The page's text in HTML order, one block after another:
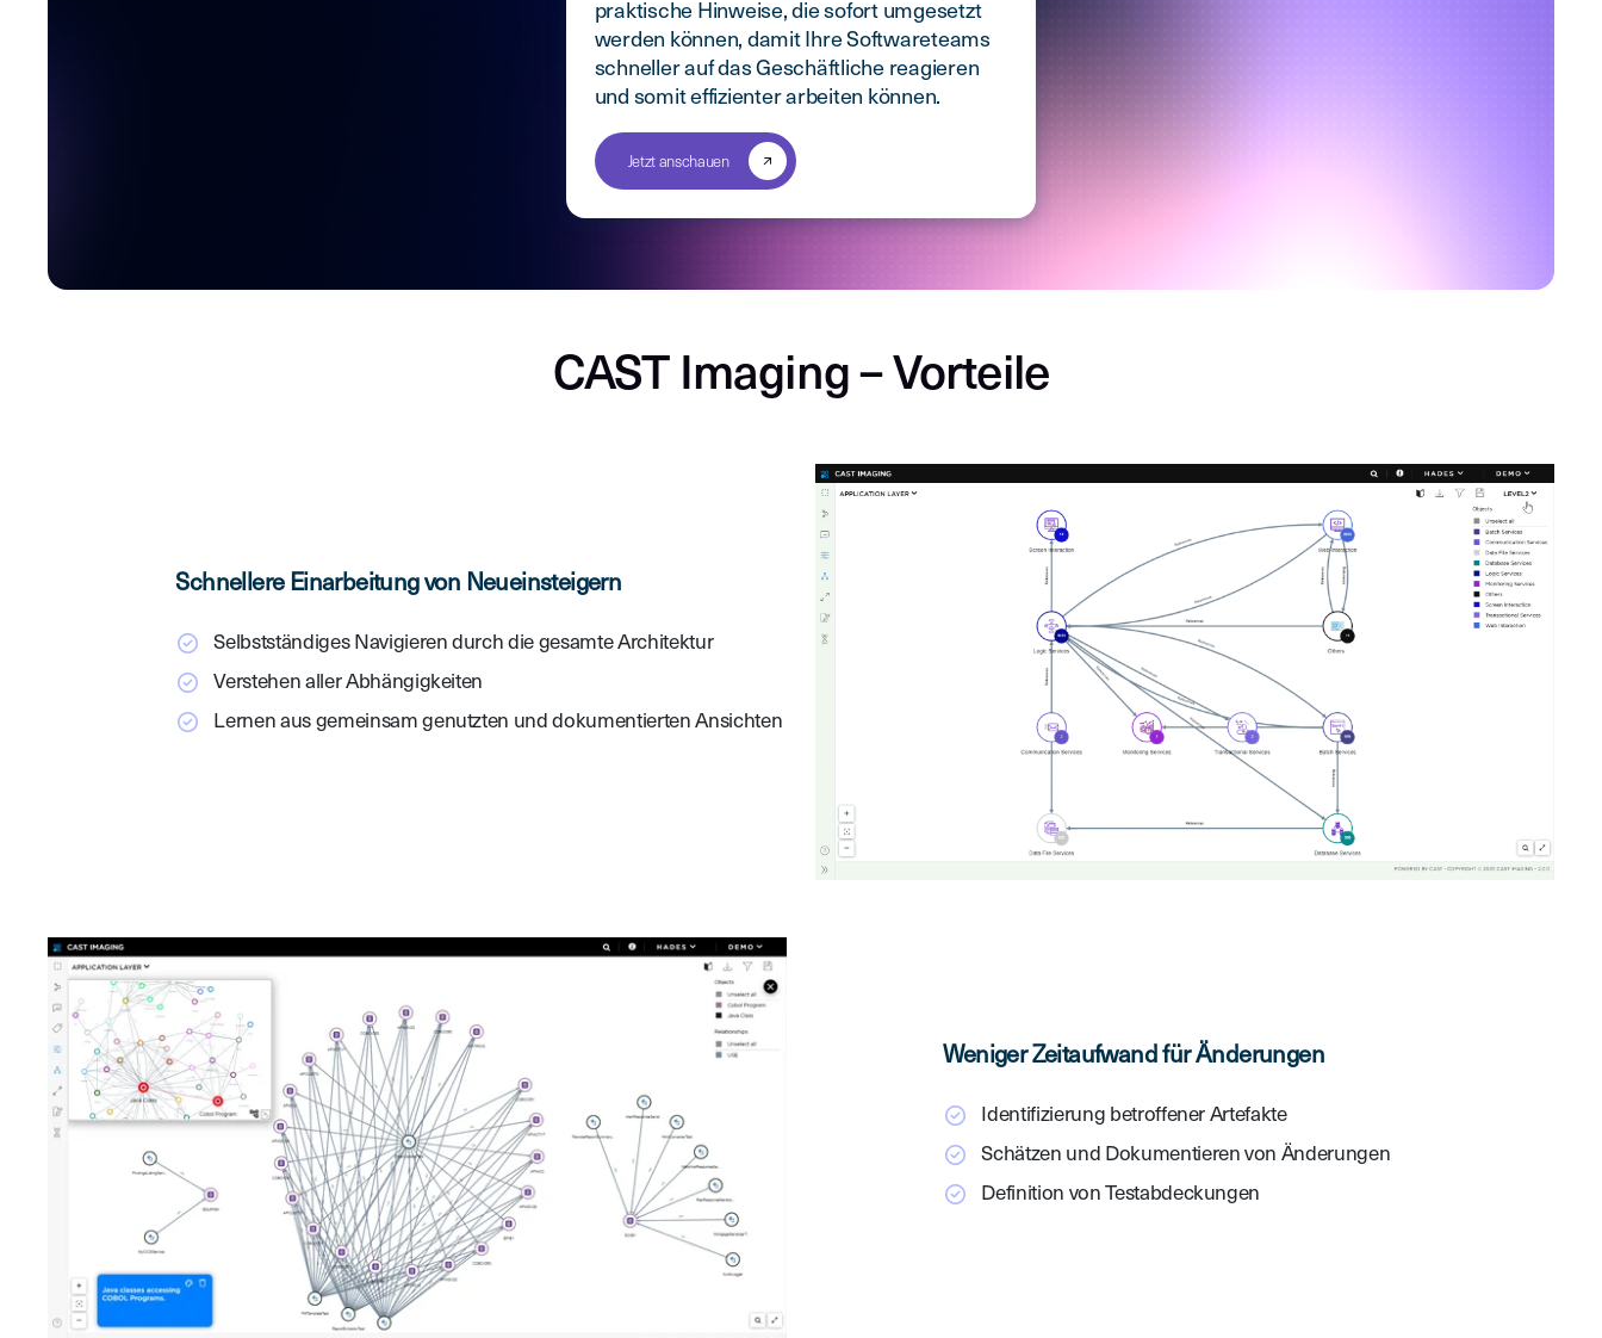
praktische Hinweise, die sofort umgesetzt
werden können, damit Ihre Softwareteams
schneller auf das Geschäftliche reagieren
und somit effizienter arbeiten können.
Jetzt anschauen
CAST Imaging – Vorteile
Schnellere Einarbeitung von Neueinsteigern
Selbstständiges Navigieren durch die gesamte Architektur
Verstehen aller Abhängigkeiten
Lernen aus gemeinsam genutzten und dokumentierten Ansichten
Weniger Zeitaufwand für Änderungen
Identifizierung betroffener Artefakte
Schätzen und Dokumentieren von Änderungen
Definition von Testabdeckungen